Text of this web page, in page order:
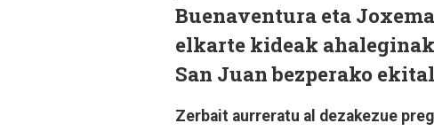
Buenaventura eta
elkarte kideak
San Juan bezperako
Zerbait aurreratu al dezakezue